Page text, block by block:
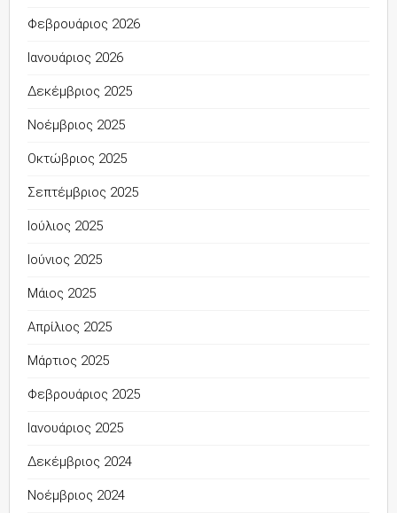
Φεβρουάριος 2026
Ιανουάριος 2026
Δεκέμβριος 2025
Νοέμβριος 2025
Οκτώβριος 2025
Σεπτέμβριος 2025
Ιούλιος 2025
Ιούνιος 2025
Μάιος 2025
Απρίλιος 2025
Μάρτιος 2025
Φεβρουάριος 2025
Ιανουάριος 2025
Δεκέμβριος 2024
Νοέμβριος 2024